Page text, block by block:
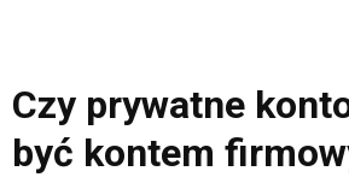
Czy prywatne
być kontem